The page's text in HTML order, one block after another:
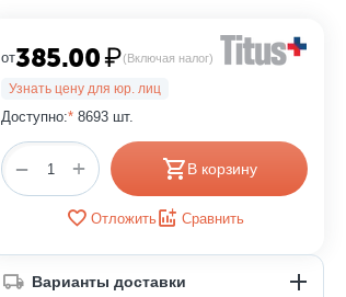
от385.00₽(Включая налог)
Узнать цену для юр. лиц
Доступно:* 8693 шт.
+
− В корзину
Отложить Сравнить
Варианты доставки